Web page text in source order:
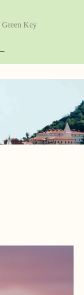
Green Key